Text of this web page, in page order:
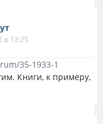
в 13:25
35-1933-1
Книги, к примеру,